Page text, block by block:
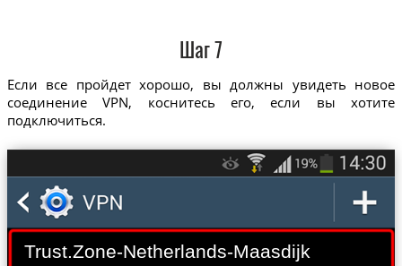
Шаг 7
Если все пройдет хорошо, вы должны увидеть новое
соединение VPN, коснитесь его, если вы хотите
подключиться.
Trust.Zone-Netherlands-Maasdijk